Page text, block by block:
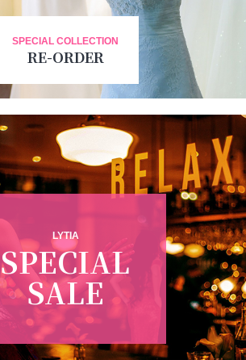
SPECIAL COLLECTION
RE-ORDER
LYTIA
SPECIAL
SALE